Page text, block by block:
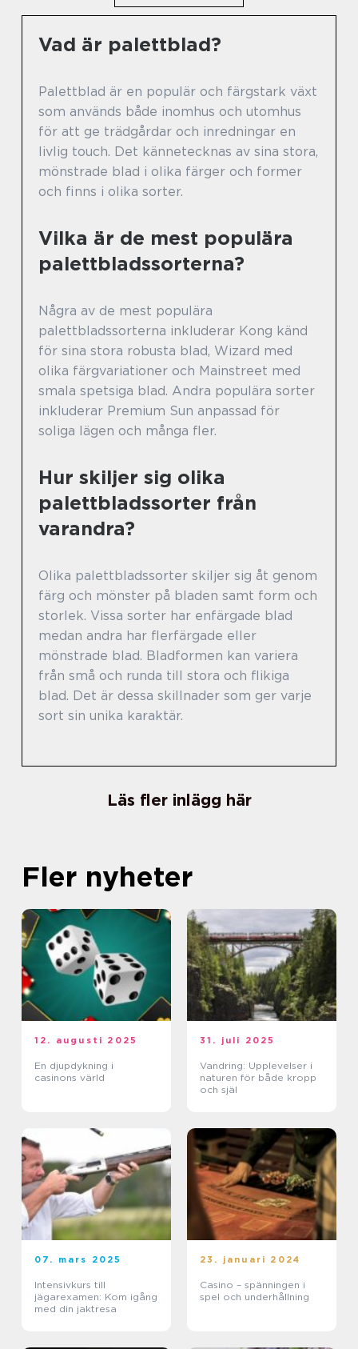
Vad är palettblad?
Palettblad är en populär och färgstark växt
som används både inomhus och utomhus
för att ge trädgårdar och inredningar en
livlig touch. Det kännetecknas av sina stora,
mönstrade blad i olika färger och former
och finns i olika sorter.
Vilka är de mest populära
palettbladssorterna?
Några av de mest populära
palettbladssorterna inkluderar Kong känd
för sina stora robusta blad, Wizard med
olika färgvariationer och Mainstreet med
smala spetsiga blad. Andra populära sorter
inkluderar Premium Sun anpassad för
soliga lägen och många fler.
Hur skiljer sig olika
palettbladssorter från
varandra?
Olika palettbladssorter skiljer sig åt genom
färg och mönster på bladen samt form och
storlek. Vissa sorter har enfärgade blad
medan andra har flerfärgade eller
mönstrade blad. Bladformen kan variera
från små och runda till stora och flikiga
blad. Det är dessa skillnader som ger varje
sort sin unika karaktär.
Läs fler inlägg här
Fler nyheter
12. augusti 2025
En djupdykning i
casinons värld
31. juli 2025
Vandring: Upplevelser i
naturen för både kropp
och själ
07. mars 2025
Intensivkurs till
jägarexamen: Kom igång
med din jaktresa
23. januari 2024
Casino – spänningen i
spel och underhållning